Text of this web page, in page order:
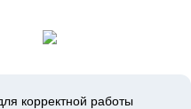
корректной работы